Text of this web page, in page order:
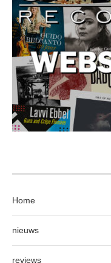
Home
nieuws
reviews